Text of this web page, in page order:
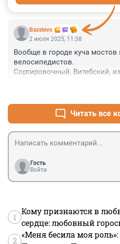
Bazelevs
2 июля 2025, 11:38
Вообще в городе куча
велосипедистов.
Сортировочный, Витебский,
Читать все
Гость
Войти
1
Кому признаются в
сердце: любовный
2
«Меня бесила моя